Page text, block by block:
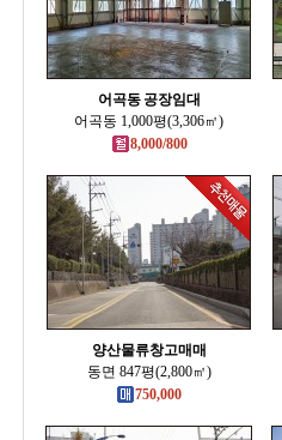
어곡동 공장임대
어곡동 1,000평(3,306㎡)
8,000/800
양산물류창고매매
동면 847평(2,800㎡)
750,000